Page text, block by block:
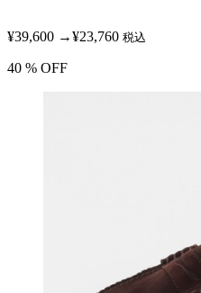
¥39,600 →¥23,760 税込
40 % OFF